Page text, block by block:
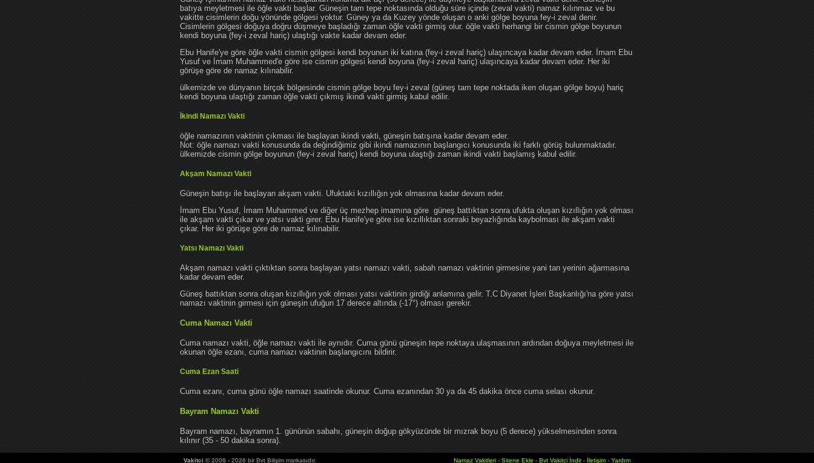
batıya meyletmesi ile öğle vakti başlar. Güneşin tam tepe noktasında olduğu süre içinde (zeval vakti) namaz kılınmaz ve bu
vakitte cisimlerin doğu yönünde gölgesi yoktur. Güney ya da Kuzey yönde oluşan o anki gölge boyuna fey-i zeval denir.
Cisimlerin gölgesi doğuya doğru düşmeye başladığı zaman öğle vakti girmiş olur. öğle vakti herhangi bir cismin gölge boyunun
kendi boyuna (fey-i zeval hariç) ulaştığı vakte kadar devam eder.
Ebu Hanife'ye göre öğle vakti cismin gölgesi kendi boyunun iki katına (fey-i zeval hariç) ulaşıncaya kadar devam eder. İmam Ebu
Yusuf ve İmam Muhammed'e göre ise cismin gölgesi kendi boyuna (fey-i zeval hariç) ulaşıncaya kadar devam eder. Her iki
görüşe göre de namaz kılınabilir.
ülkemizde ve dünyanın birçok bölgesinde cismin gölge boyu fey-i zeval (güneş tam tepe noktada iken oluşan gölge boyu) hariç
kendi boyuna ulaştığı zaman öğle vakti çıkmış ikindi vakti girmiş kabul edilir.
İkindi Namazı Vakti
öğle namazının vaktinin çıkması ile başlayan ikindi vakti, güneşin batışına kadar devam eder.
Not: öğle namazı vakti konusunda da değindiğimiz gibi ikindi namazının başlangıcı konusunda iki farklı görüş bulunmaktadır.
ülkemizde cismin gölge boyunun (fey-i zeval hariç) kendi boyuna ulaştığı zaman ikindi vakti başlamış kabul edilir.
Akşam Namazı Vakti
Güneşin batışı ile başlayan akşam vakti. Ufuktaki kızıllığın yok olmasına kadar devam eder.
İmam Ebu Yusuf, İmam Muhammed ve diğer üç mezhep imamına göre güneş battıktan sonra ufukta oluşan kızıllığın yok olması
ile akşam vakti çıkar ve yatsı vakti girer. Ebu Hanife'ye göre ise kızıllıktan sonraki beyazlığında kaybolması ile akşam vakti
çıkar. Her iki görüşe göre de namaz kılınabilir.
Yatsı Namazı Vakti
Akşam namazı vakti çıktıktan sonra başlayan yatsı namazı vakti, sabah namazı vaktinin girmesine yani tan yerinin ağarmasına
kadar devam eder.
Güneş battıktan sonra oluşan kızıllığın yok olması yatsı vaktinin girdiği anlamına gelir. T.C Diyanet İşleri Başkanlığı'na göre yatsı
namazı vaktinin girmesi için güneşin ufuğun 17 derece altında (-17°) olması gerekir.
Cuma Namazı Vakti
Cuma namazı vakti, öğle namazı vakti ile aynıdır. Cuma günü güneşin tepe noktaya ulaşmasının ardından doğuya meyletmesi ile
okunan öğle ezanı, cuma namazı vaktinin başlangıcını bildirir.
Cuma Ezan Saati
Cuma ezanı, cuma günü öğle namazı saatinde okunur. Cuma ezanından 30 ya da 45 dakika önce cuma selası okunur.
Bayram Namazı Vakti
Bayram namazı, bayramın 1. gününün sabahı, güneşin doğup gökyüzünde bir mızrak boyu (5 derece) yükselmesinden sonra
kılınır (35 - 50 dakika sonra).
Vakitci © 2006 - 2026 bir Bvt Bilişim markasıdır. Namaz Vakitleri - Sitene Ekle - Bvt Vakitci İndir- İletişim - Yardım